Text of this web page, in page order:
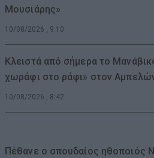
Μουσιάρης»
10/08/2026 , 9:10
Κλειστά από σήμερα το
χωράφι στο ράφι» στον
10/08/2026 , 8:42
Πέθανε ο σπουδαίος ηθοποιός